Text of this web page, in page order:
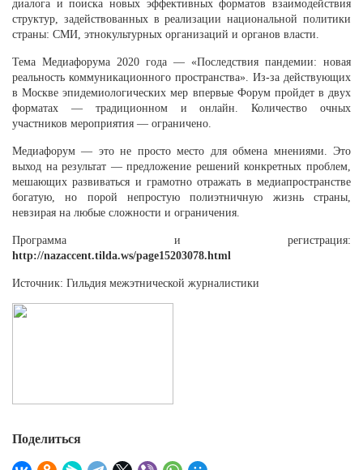
диалога и поиска новых эффективных форматов взаимодействия
структур, задействованных в реализации национальной политики
страны: СМИ, этнокультурных организаций и органов власти.
Тема Медиафорума 2020 года — «Последствия пандемии: новая
реальность коммуникационного пространства». Из-за действующих
в Москве эпидемиологических мер впервые Форум пройдет в двух
форматах — традиционном и онлайн. Количество очных
участников мероприятия — ограничено.
Медиафорум — это не просто место для обмена мнениями. Это
выход на результат — предложение решений конкретных проблем,
мешающих развиваться и грамотно отражать в медиапространстве
богатую, но порой непростую полиэтничную жизнь страны,
невзирая на любые сложности и ограничения.
Программа и регистрация:
http://nazaccent.tilda.ws/page15203078.html
Источник: Гильдия межэтнической журналистики
Поделиться